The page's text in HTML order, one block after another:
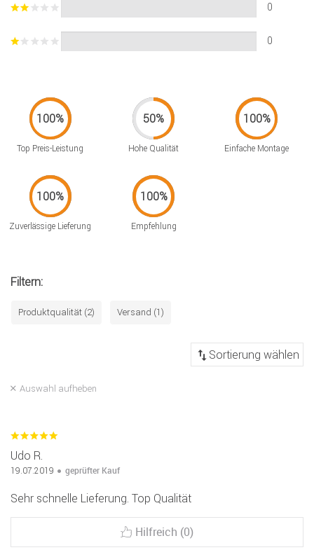
0
0
Top Preis-Leistung Hohe Qualität Einfache Montage
Zuverlässige Lieferung Empfehlung
Filtern:
Produktqualität (2) Versand (1)
Auswahl aufheben
Udo R.
19.07.2019 geprüfter Kauf
Sehr schnelle Lieferung. Top Qualität
Hilfreich (0)